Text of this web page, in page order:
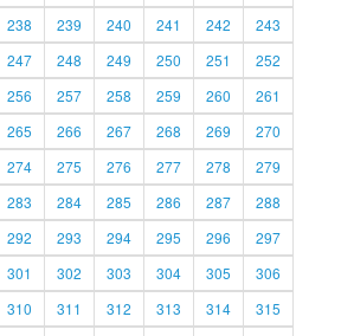
238 239 240 241 242
243
247 248 249 250 251
252
256 257 258 259 260
261
265 266 267 268 269
270
274 275 276 277 278
279
283 284 285 286 287
288
292 293 294 295 296
297
301 302 303 304 305
306
310 311 312 313 314
315